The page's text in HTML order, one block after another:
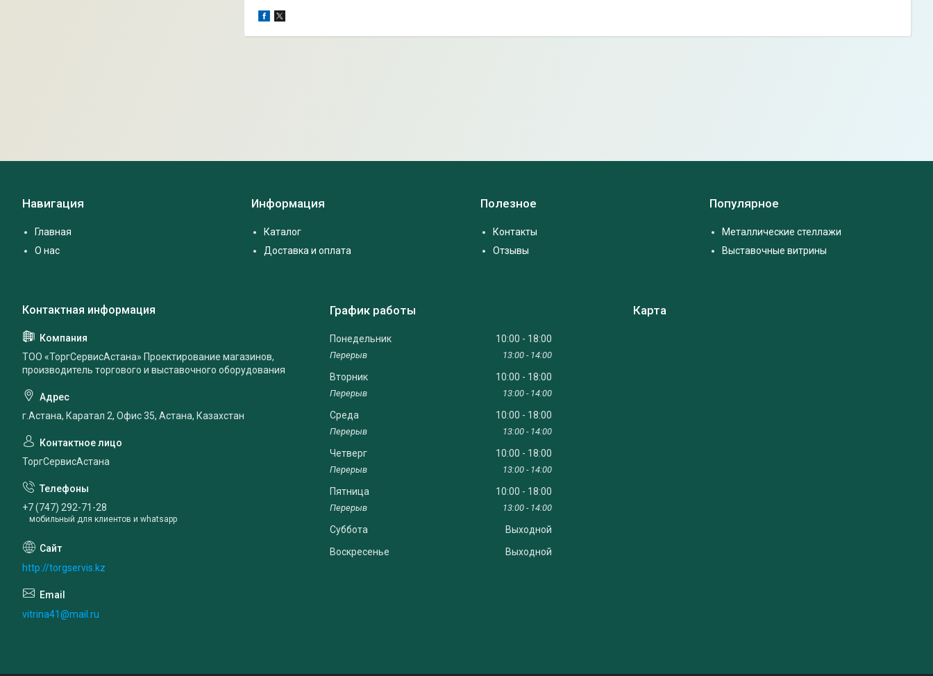
Навигация
Главная
О нас
Информация
Каталог
Доставка и оплата
Полезное
Контакты
Отзывы
Популярное
Металлические стеллажи
Выставочные витрины
ТОО «ТоргСервисАстана» Проектирование магазинов,
производитель торгового и выставочного оборудования
г.Астана, Каратал 2, Офис 35, Астана, Казахстан
ТоргСервисАстана
+7 (747) 292-71-28
мобильный для клиентов и whatsapp
http://torgservis.kz
vitrina41@mail.ru
График работы
Понедельник 10:00 18:00
13:00 14:00
Вторник 10:00 18:00
13:00 14:00
Среда 10:00 18:00
13:00 14:00
Четверг 10:00 18:00
13:00 14:00
Пятница 10:00 18:00
13:00 14:00
Суббота
Выходной
Воскресенье
Выходной
Карта